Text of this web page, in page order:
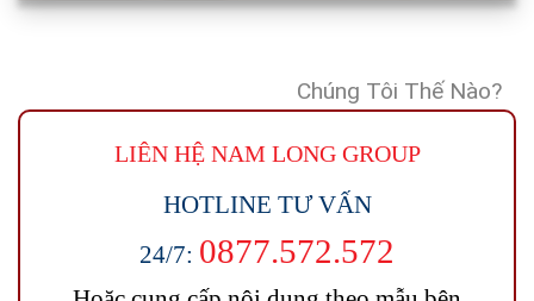
Chúng Tôi Thế Nào?
LIÊN HỆ NAM LONGGROUP
HOTLINE TƯ VẤN
24/7: 0877.572.572